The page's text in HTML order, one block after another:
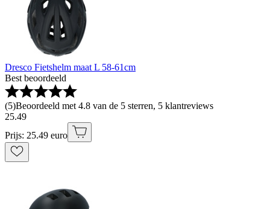
Dresco Fietshelm maat L 58-61cm
Best beoordeeld
(5)Beoordeeld met 4.8 van de 5 sterren, 5 klantreviews
25.49
Prijs: 25.49 euro